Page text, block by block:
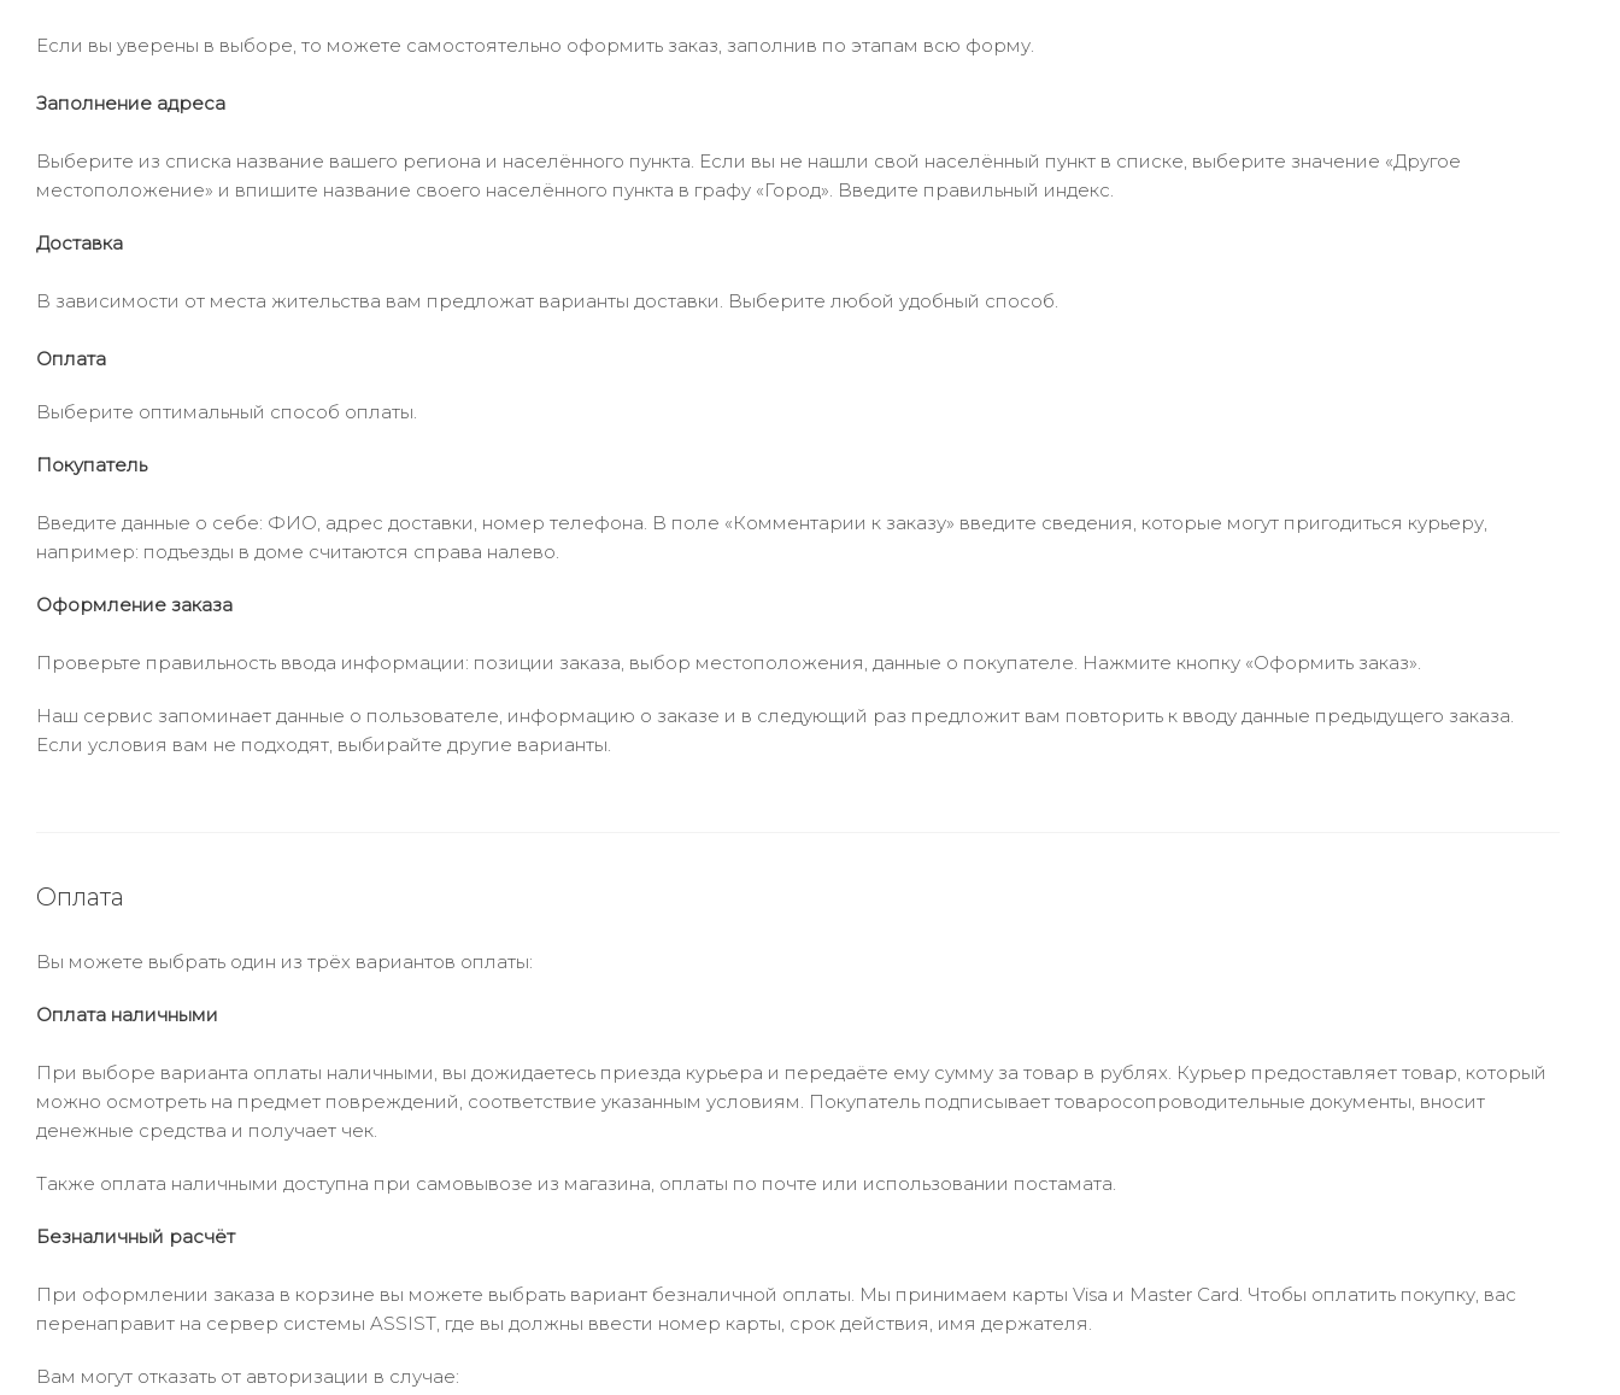
Если вы уверены в выборе, то можете самостоятельно оформить заказ, заполнив по этапам всю форму.
Заполнение адреса
Выберите из списка название вашего региона и населённого пункта. Если вы не нашли свой населённый пункт в списке, выберите значение «Другое
местоположение» и впишите название своего населённого пункта в графу «Город». Введите правильный индекс.
Доставка
В зависимости от места жительства вам предложат варианты доставки. Выберите любой удобный способ.
Оплата
Выберите оптимальный способ оплаты.
Покупатель
Введите данные о себе: ФИО, адрес доставки, номер телефона. В поле «Комментарии к заказу» введите сведения, которые могут пригодиться курьеру,
например: подъезды в доме считаются справа налево.
Оформление заказа
Проверьте правильность ввода информации: позиции заказа, выбор местоположения, данные о покупателе. Нажмите кнопку «Оформить заказ».
Наш сервис запоминает данные о пользователе, информацию о заказе и в следующий раз предложит вам повторить к вводу данные предыдущего заказа.
Если условия вам не подходят, выбирайте другие варианты.
Оплата
Вы можете выбрать один из трёх вариантов оплаты:
Оплата наличными
При выборе варианта оплаты наличными, вы дожидаетесь приезда курьера и передаёте ему сумму за товар в рублях. Курьер предоставляет товар, который
можно осмотреть на предмет повреждений, соответствие указанным условиям. Покупатель подписывает товаросопроводительные документы, вносит
денежные средства и получает чек.
Также оплата наличными доступна при самовывозе из магазина, оплаты по почте или использовании постамата.
Безналичный расчёт
При оформлении заказа в корзине вы можете выбрать вариант безналичной оплаты. Мы принимаем карты Visa и Master Card. Чтобы оплатить покупку, вас
перенаправит на сервер системы ASSIST, где вы должны ввести номер карты, срок действия, имя держателя.
Вам могут отказать от авторизации в случае: